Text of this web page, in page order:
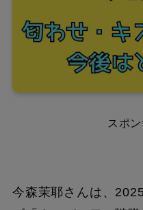
スポ
今森茉耶さんは、